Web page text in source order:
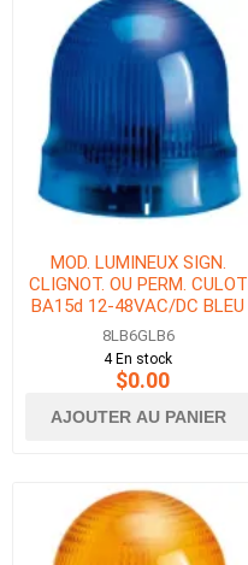
MOD. LUMINEUX SIGN.
CLIGNOT. OU PERM. CULOT
BA15d 12-48VAC/DC BLEU
8LB6GLB6
4 En stock
$0.00
AJOUTER AU PANIER